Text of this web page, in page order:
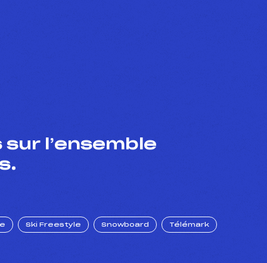
l’ensemble
Ski Freestyle Snowboard Télémark